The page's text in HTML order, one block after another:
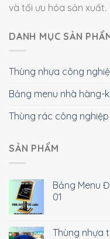
và tối ưu hóa sản xuất.
DANH MỤC SẢN
Thùng nhựa công
Bảng menu nhà hàng-
Thùng rác công nghiệp
SẢN PHẨM
Bảng Menu
01
Thùng nhựa